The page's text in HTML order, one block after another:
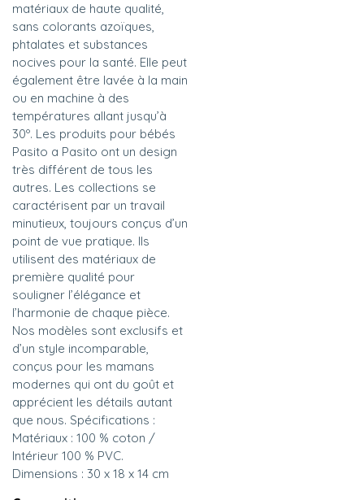
matériaux de haute qualité,
sans colorants azoïques,
phtalates et substances
nocives pour la santé. Elle peut
également être lavée à la main
ou en machine à des
températures allant jusqu’à
30º. Les produits pour bébés
Pasito a Pasito ont un design
très différent de tous les
autres. Les collections se
caractérisent par un travail
minutieux, toujours conçus d’un
point de vue pratique. Ils
utilisent des matériaux de
première qualité pour
souligner l’élégance et
l’harmonie de chaque pièce.
Nos modèles sont exclusifs et
d’un style incomparable,
conçus pour les mamans
modernes qui ont du goût et
apprécient les détails autant
que nous. Spécifications :
Matériaux : 100 % coton /
Intérieur 100 % PVC.
Dimensions : 30 x 18 x 14 cm